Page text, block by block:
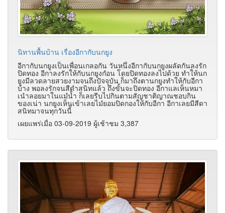
นิทานพื้นบ้าน เรื่องอีกากับนกยูง
อีกากับนกยูงเป็นเพื่อนเกลอกัน วันหนึ่งอีกากับนกยูงผลัดกันลงรัก
ปิดทอง อีกาลงรักให้กับนกยูงกํอน โดยปิดทองลงไปด้วย ทำให้นก
ยูงมีลวดลายสวยงามจนถึงปัจจุบัน ก็มาถึงตานกยูงทำให้กับอีกา
บ้าง พอลงรักจนสีดำสนิทแล้ว ถึงขั้นจะปิดทอง อีกาแลเห็นหมา
เนำลอยมาในแมํน้ำ ก็เลยรีบไปกินตามสัญชาติญาณชอบกิน
ของเน่า นกยูงเห็นเข้าเลยไมํยอมปิดกองให้กับอีกา อีกาเลยมีสีดา
สนิทมาจนทุกวันนี้
เผยแพร่เมื่อ 03-09-2019 ผู้เช้าชม 3,387